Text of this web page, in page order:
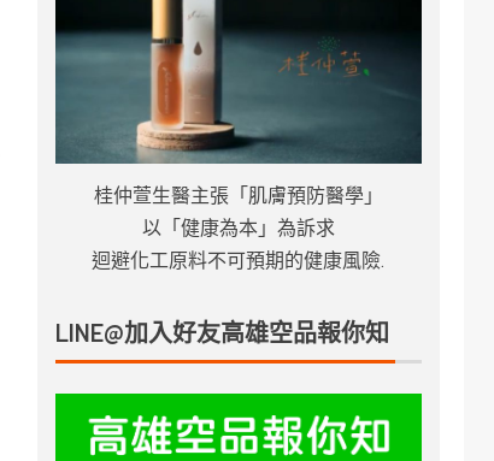
桂仲萱生醫主張「肌膚預防醫學」
以「健康為本」為訴求
迴避化工原料不可預期的健康風險.
LINE@加入好友高雄空品報你知